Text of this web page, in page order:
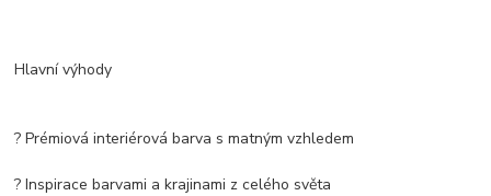
Hlavní výhody
? Prémiová interiérová barva s matným vzhledem
? Inspirace barvami a krajinami z celého světa